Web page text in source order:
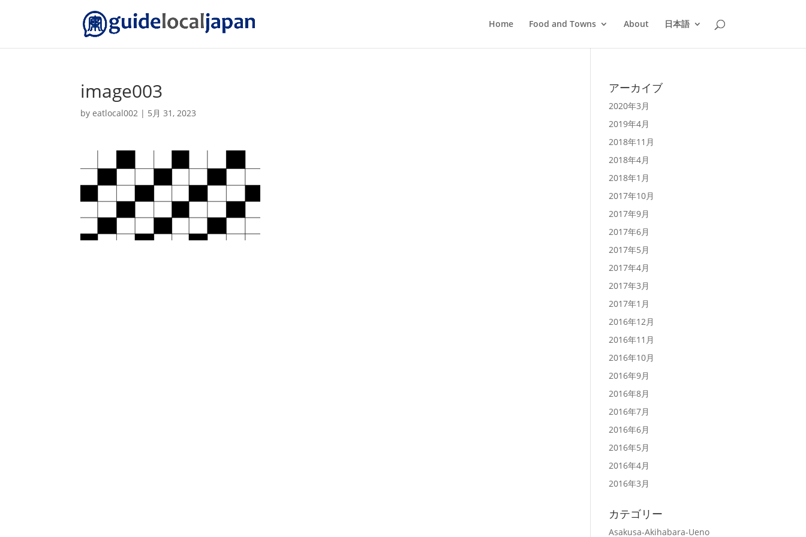
Home Food and Towns About 日本語
image003
byeatlocal002 | 5月 31, 2023
アーカイブ
2020年3月
2019年4月
2018年11月
2018年4月
2018年1月
2017年10月
2017年9月
2017年6月
2017年5月
2017年4月
2017年3月
2017年1月
2016年12月
2016年11月
2016年10月
2016年9月
2016年8月
2016年7月
2016年6月
2016年5月
2016年4月
2016年3月
カテゴリー
Asakusa-Akihabara-Ueno